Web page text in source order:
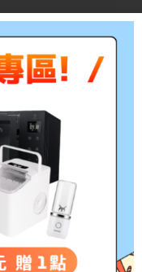
x 3.6 cm
原廠所公佈資